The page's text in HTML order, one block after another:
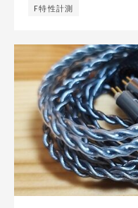
F特性計測